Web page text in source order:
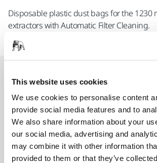
This website uses cookies
We use cookies to personalise content
provide social media features and to
We also share information about your
our social media, advertising and
may combine it with other information
provided to them or that they’ve
Disposable plastic dust bags for the 1230
extractors with Automatic Filter Cleaning.
POUŽÍT SPOLEČNĚ
Mirka® Dust Extractor
Professional L-class dust
AutoStart function and filter